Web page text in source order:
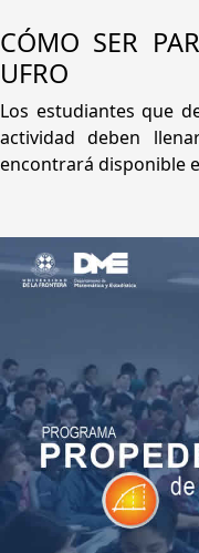
CÓMO SER
UFRO
Los estudiantes que
actividad deben
encontrará disponible